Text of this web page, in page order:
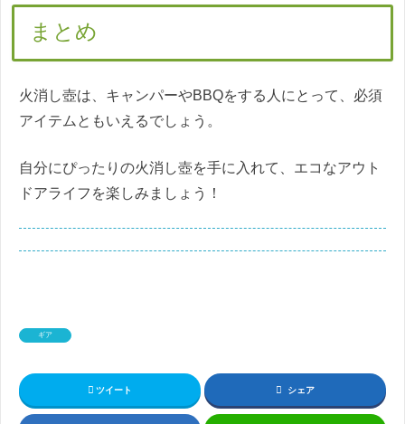
まとめ
火消し壺は、キャンパーやBBQをする人にとって、必須
アイテムともいえるでしょう。
自分にぴったりの火消し壺を手に入れて、エコなアウト
ドアライフを楽しみましょう！
ギア
ツイート シェア